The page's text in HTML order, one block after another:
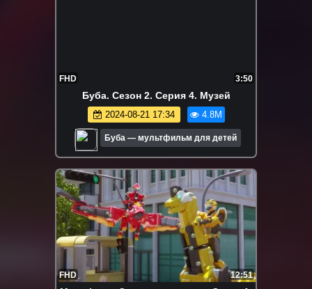
FHD 3:50
Буба. Сезон 2. Серия 4. Музей
2024-08-21 17:34 4.8M
Буба — мультфильм для детей
FHD 12:51